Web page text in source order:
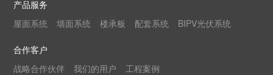
产品服务
屋面系统
墙面系统 楼承板 配套系统 BIPV光伏系统
合作客户
战略合作伙伴
我们的用户 工程案例